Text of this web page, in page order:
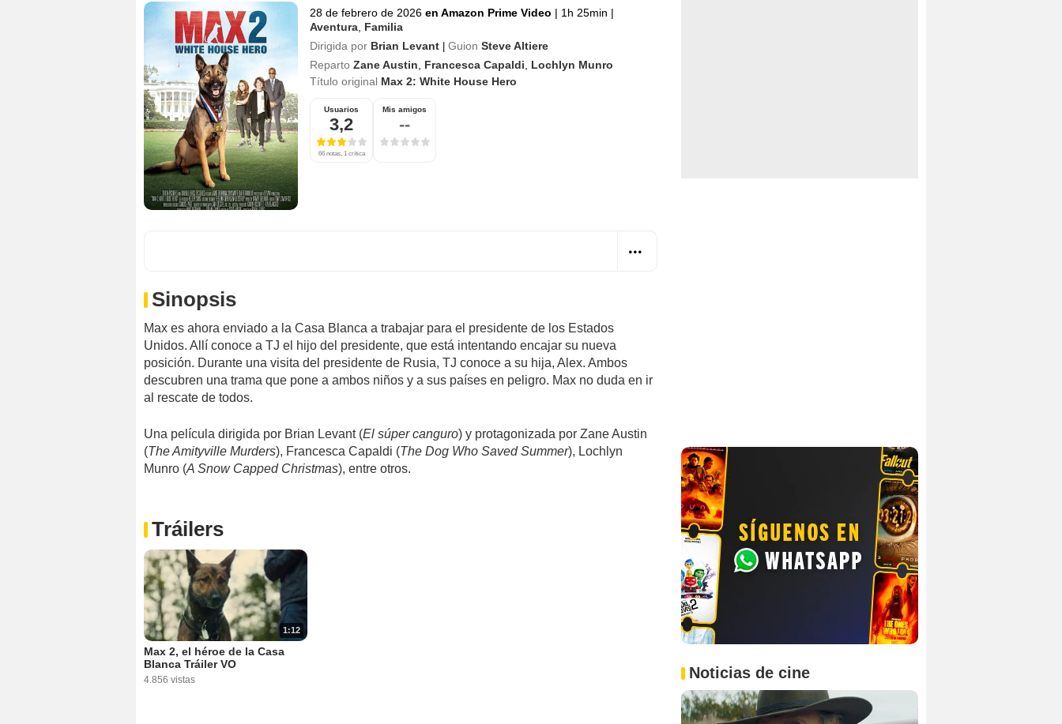
28 de febrero de 2026 en Amazon Prime Video | 1h 25min |
Aventura Familia
Dirigida por Brian Levant | Guion Steve Altiere
Reparto Zane Austin Francesca Capaldi
Lochlyn Munro
Título original Max 2: White House Hero
Usuarios
3,2
66 notas, 1 crítica
Mis amigos
--
Sinopsis
Max es ahora enviado a la Casa Blanca a trabajar para el presidente de los Estados
Unidos. Allí conoce a TJ el hijo del presidente, que está intentando encajar su nueva
posición. Durante una visita del presidente de Rusia, TJ conoce a su hija, Alex. Ambos
descubren una trama que pone a ambos niños y a sus países en peligro. Max no duda en ir
al rescate de todos.
Una película dirigida por Brian Levant (El súper canguro) y protagonizada por Zane Austin
(The Amityville Murders), Francesca Capaldi (The Dog Who Saved Summer), Lochlyn
Munro (A Snow Capped Christmas), entre otros.
Tráilers
1:12
Max 2, el héroe de la Casa
Blanca Tráiler VO
4.856 vistas Noticias de cine